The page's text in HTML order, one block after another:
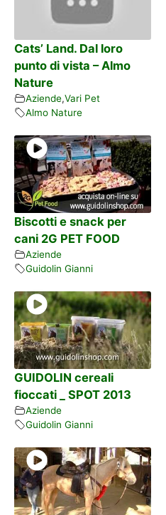
Cats’ Land. Dal loro
punto di vista – Almo
Nature
Aziende,Vari Pet
Almo Nature
Biscotti e snack per
cani 2G PET FOOD
Aziende
Guidolin Gianni
GUIDOLIN cereali
fioccati _ SPOT 2013
Aziende
Guidolin Gianni